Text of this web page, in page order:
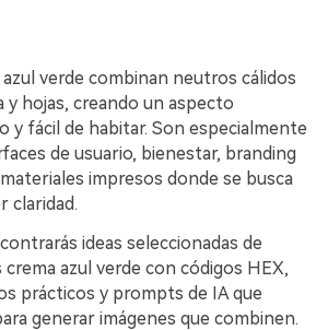
verde combinan neutros cálidos
y hojas, creando un aspecto
y fácil de habitar. Son especialmente
de usuario, bienestar, branding
impresos donde se busca
claridad.
ideas seleccionadas de
azul verde con códigos HEX,
prácticos y prompts de IA que
generar imágenes que combinen.